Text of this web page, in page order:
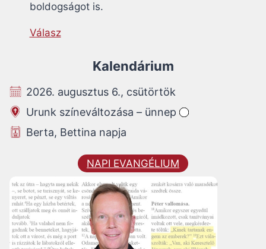
boldogságot is.
Válasz
Kalendárium
2026. augusztus 6., csütörtök
Urunk színeváltozása – ünnep
Berta, Bettina napja
NAPI EVANGÉLIUM